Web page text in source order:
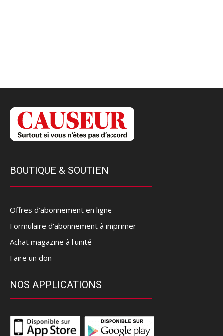
BOUTIQUE & SOUTIEN
Offres d’abonnement en ligne
Formulaire d'abonnement à imprimer
Achat magazine à l'unité
Faire un don
NOS APPLICATIONS